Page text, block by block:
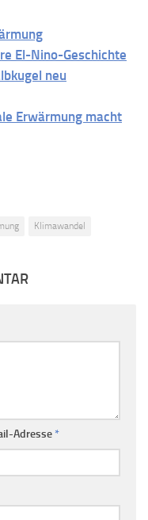
El-Nino-Geschichte
neu
Erwärmung macht
Klimawandel
Adresse *